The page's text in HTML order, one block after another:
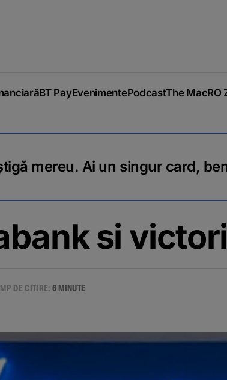
BT PayEvenimentePodcastThe MacRO
mereu. Ai un singur card,
si
DE CITIRE: 6 MINUTE